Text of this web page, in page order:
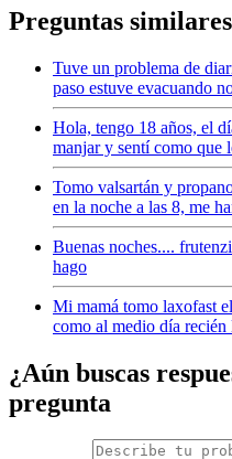
Preguntas similares
Tuve un problema de
paso estuve evacuando
Hola, tengo 18 años, el
manjar y sentí como que
Tomo valsartán y
en la noche a las 8, me
Buenas noches....
hago
Mi mamá tomo laxofast
como al medio día
¿Aún buscas
pregunta